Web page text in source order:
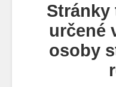
Stránky
určené
osoby